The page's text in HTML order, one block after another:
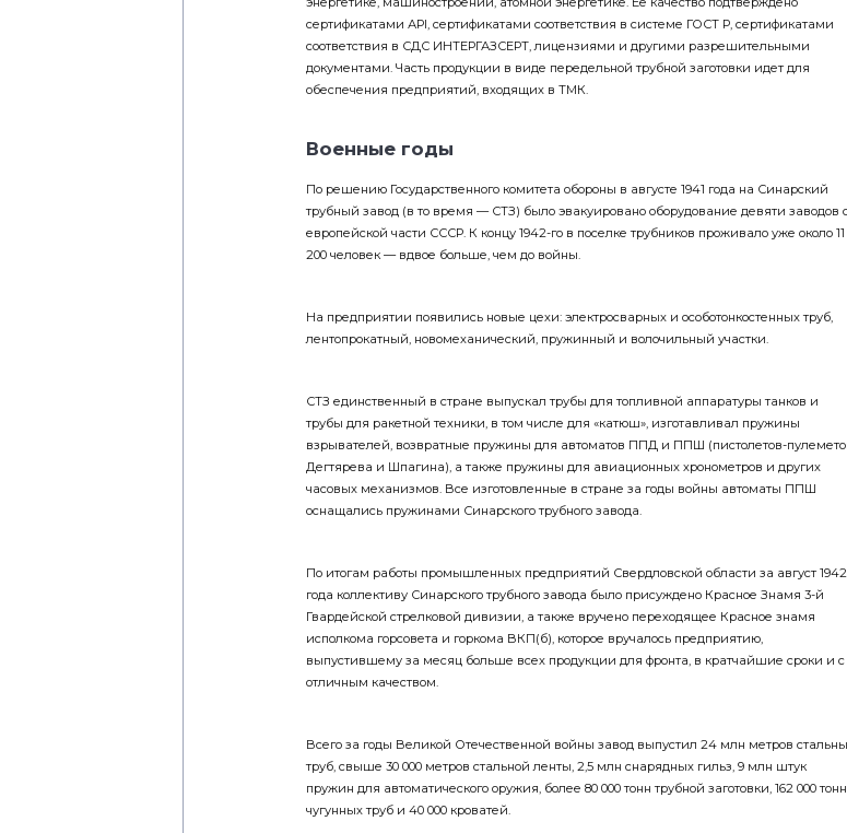
сертификатами АРI, сертификатами соответствия в системе ГОСТ Р, сертификатами
соответствия в СДС ИНТЕРГАЗСЕРТ, лицензиями и другими разрешительными
документами. Часть продукции в виде передельной трубной заготовки идет для
обеспечения предприятий, входящих в ТМК.
трубный завод (в то время — СТЗ) было эвакуировано оборудование девяти заводов с
европейской части СССР. К концу 1942-го в поселке трубников проживало уже около 11
200 человек — вдвое больше, чем до войны.
лентопрокатный, новомеханический, пружинный и волочильный участки.
трубы для ракетной техники, в том числе для «катюш», изготавливал пружины
взрывателей, возвратные пружины для автоматов ППД и ППШ (пистолетов-пулеметов
Дегтярева и Шпагина), а также пружины для авиационных хронометров и других
часовых механизмов. Все изготовленные в стране за годы войны автоматы ППШ
оснащались пружинами Синарского трубного завода.
года коллективу Синарского трубного завода было присуждено Красное Знамя 3-й
Гвардейской стрелковой дивизии, а также вручено переходящее Красное знамя
исполкома горсовета и горкома ВКП(б), которое вручалось предприятию,
выпустившему за месяц больше всех продукции для фронта, в кратчайшие сроки и с
отличным качеством.
труб, свыше 30 000 метров стальной ленты, 2,5 млн снарядных гильз, 9 млн штук
пружин для автоматического оружия, более 80 000 тонн трубной заготовки, 162 000 тонн
чугунных труб и 40 000 кроватей.